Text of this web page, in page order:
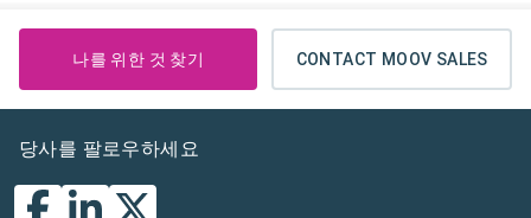
나를 위한 것 찾기 CONTACT MOOV SALES
당사를 팔로우하세요